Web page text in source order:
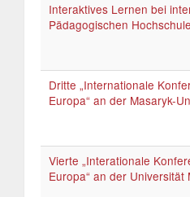
Interaktives Lernen bei
Pädagogischen
Dritte „Internationale
Europa“ an der Masaryk-
Vierte „Interationale
Europa“ an der